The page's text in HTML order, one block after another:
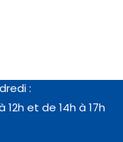
:
12h et de 14h à 17h